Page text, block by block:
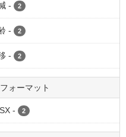
- 2
- 2
- 2
フォーマット
- 2